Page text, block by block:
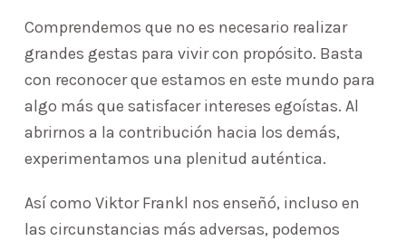
Comprendemos que no es necesario realizar
grandes gestas para vivir con propósito. Basta
con reconocer que estamos en este mundo para
algo más que satisfacer intereses egoístas. Al
abrirnos a la contribución hacia los demás,
experimentamos una plenitud auténtica.
Así como Viktor Frankl nos enseñó, incluso en
las circunstancias más adversas, podemos